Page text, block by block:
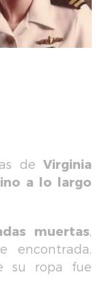
de Virginia
a lo largo
muertas,
encontrada,
su ropa fue